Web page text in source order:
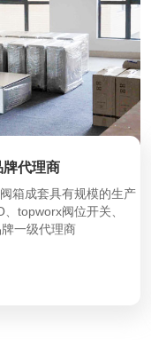
代理商
箱成套具有规模的生产
topworx阀位开关、
一级代理商